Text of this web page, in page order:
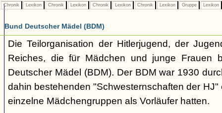
Chronik Lexikon Chronik Lexikon Chronik Lexikon Chronik Lexikon Gruppe Lexikon
Bund Deutscher Mädel (BDM)
Die Teilorganisation der Hitlerjugend, der
Reiches, die für Mädchen und junge Frauen
Deutscher Mädel (BDM). Der BDM war 1930
dahin bestehenden "Schwesternschaften der
einzelne Mädchengruppen als Vorläufer hatten.